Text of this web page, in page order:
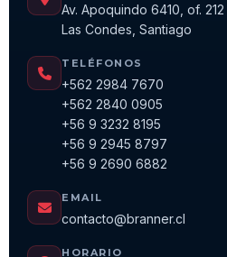
Av. Apoquindo 6410, of. 212
Las Condes, Santiago
TELÉFONOS
+562 2984 7670
+562 2840 0905
+56 9 3232 8195
+56 9 2945 8797
+56 9 2690 6882
EMAIL
contacto@branner.cl
HORARIO